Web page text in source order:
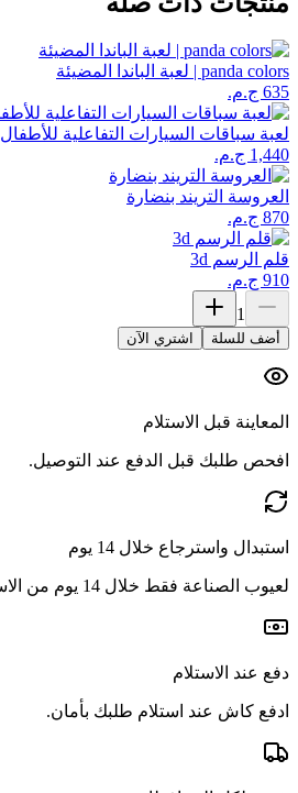
panda colors | لعبة الباندا المضيئة
لعبة سباقات السيارات التفاعلية للأطفال
العروسة التريند بنضارة
قلم الرسم 3d
1
أضف للسلة اشتري الآن
المعاينة قبل الاستلام
افحص طلبك قبل الدفع عند التوصيل.
استبدال واسترجاع خلال 14 يوم
لعيوب الصناعة فقط خلال 14 يوم من الاستلام.
دفع عند الاستلام
ادفع كاش عند استلام طلبك بأمان.